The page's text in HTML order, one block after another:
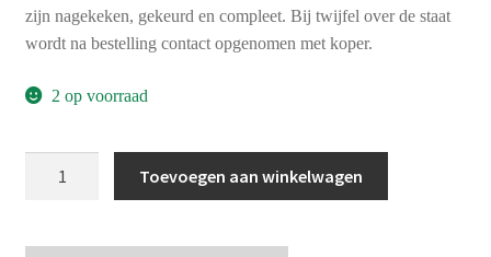
zijn nagekeken, gekeurd en compleet. Bij twijfel over de staat
wordt na bestelling contact opgenomen met koper.
2 op voorraad
18
Toevoegen aan winkelwagen